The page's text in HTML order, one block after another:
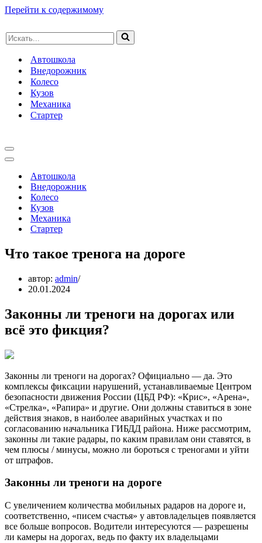
Перейти к содержимому
Искать...
Автошкола
Внедорожник
Колесо
Кузов
Механика
Стартер
Меню
навигации
Меню
навигацииАвтошкола
Внедорожник
Колесо
Кузов
Механика
Стартер
Что такое тренога на дороге
автор: admin
20.01.2024
Законны ли треноги на дорогах или
всё это фикция?
Законны ли треноги на дорогах? Официально — да. Это
комплексы фиксации нарушений, устанавливаемые Центром
безопасности движения России (ЦБД РФ): «Крис», «Арена»,
«Стрелка», «Рапира» и другие. Они должны ставиться в зоне
действия знаков, в наиболее аварийных участках и по
согласованию начальника ГИБДД района. Ниже рассмотрим,
законны ли такие радары, по каким правилам они ставятся, в
чем плюсы / минусы, можно ли бороться с треногами и уйти
от штрафов.
Законны ли треноги на дороге
С увеличением количества мобильных радаров на дороге и,
соответственно, «писем счастья» у автовладельцев появляется
все больше вопросов. Водители интересуются — разрешены
ли камеры на дорогах, ведь по факту их владельцами